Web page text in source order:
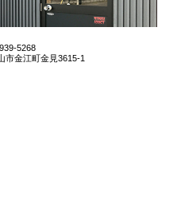
5268
市金江町金見3615-1